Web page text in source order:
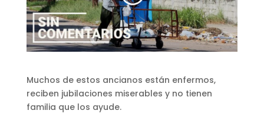
Muchos de estos ancianos están enfermos,
reciben jubilaciones miserables y no tienen
familia que los ayude.